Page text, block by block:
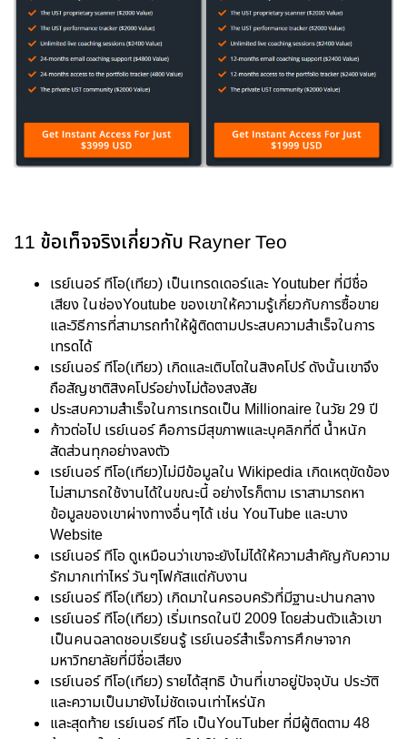
11 ข้อเท็จจริงเกี่ยวกับ Rayner Teo
เรย์เนอร์ ทีโอ(เทียว) เป็นเทรดเดอร์และ Youtuber ที่มีชื่อ
เสียง ในช่องYoutube ของเขาให้ความรู้เกี่ยวกับการซื้อขาย
และวิธีการที่สามารถทำให้ผู้ติดตามประสบความสำเร็จในการ
เทรดได้
เรย์เนอร์ ทีโอ(เทียว) เกิดและเติบโตในสิงคโปร์ ดังนั้นเขาจึง
ถือสัญชาติสิงคโปร์อย่างไม่ต้องสงสัย
ประสบความสำเร็จในการเทรดเป็น Millionaire ในวัย 29 ปี
ก้าวต่อไป เรย์เนอร์ คือการมีสุขภาพและบุคลิกที่ดี น้ำหนัก
สัดส่วนทุกอย่างลงตัว
เรย์เนอร์ ทีโอ(เทียว)ไม่มีข้อมูลใน Wikipedia เกิดเหตุขัดข้อง
ไม่สามารถใช้งานได้ในขณะนี้ อย่างไรก็ตาม เราสามารถหา
ข้อมูลของเขาผ่างทางอื่นๆได้ เช่น YouTube และบาง
Website
เรย์เนอร์ ทีโอ ดูเหมือนว่าเขาจะยังไม่ได้ให้ความสำคัญกับความ
รักมากเท่าไหร่ วันๆโฟกัสแต่กับงาน
เรย์เนอร์ ทีโอ(เทียว) เกิดมาในครอบครัวที่มีฐานะปานกลาง
เรย์เนอร์ ทีโอ(เทียว) เริ่มเทรดในปี 2009 โดยส่วนตัวแล้วเขา
เป็นคนฉลาดชอบเรียนรู้ เรย์เนอร์สำเร็จการศึกษาจาก
มหาวิทยาลัยที่มีชื่อเสียง
เรย์เนอร์ ทีโอ(เทียว) รายได้สุทธิ บ้านที่เขาอยู่ปัจจุบัน ประวัติ
และความเป็นมายังไม่ชัดเจนเท่าไหร่นัก
และสุดท้าย เรย์เนอร์ ทีโอ เป็นYouTuber ที่มีผู้ติดตาม 48